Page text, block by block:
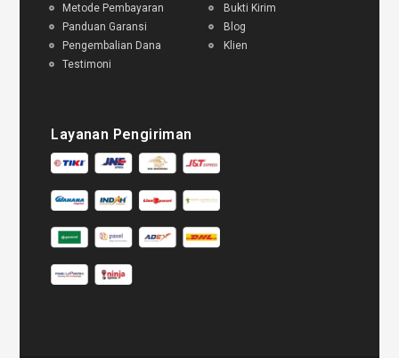
Metode Pembayaran
Panduan Garansi
Pengembalian Dana
Testimoni
Bukti Kirim
Blog
Klien
Layanan Pengiriman